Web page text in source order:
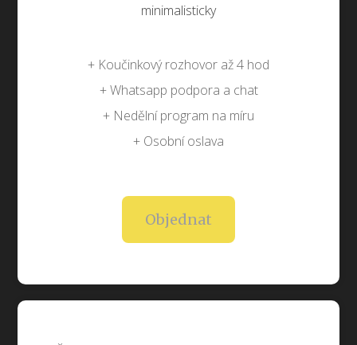
minimalisticky
+ Koučinkový rozhovor až 4 hod
+ Whatsapp podpora a chat
+ Nedělní program na míru
+ Osobní oslava
Objednat